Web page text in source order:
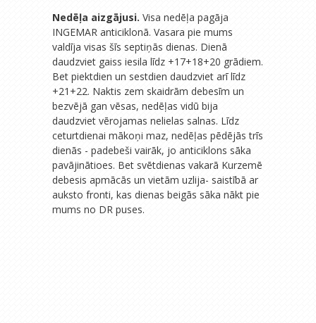
Nedēļa aizgājusi. Visa nedēļa pagāja
INGEMAR anticiklonā. Vasara pie mums
valdīja visas šīs septiņās dienas. Dienā
daudzviet gaiss iesila līdz +17+18+20 grādiem.
Bet piektdien un sestdien daudzviet arī līdz
+21+22. Naktis zem skaidrām debesīm un
bezvējā gan vēsas, nedēļas vidū bija
daudzviet vērojamas nelielas salnas. Līdz
ceturtdienai mākoņi maz, nedēļas pēdējās trīs
dienās - padebeši vairāk, jo anticiklons sāka
pavājinātioes. Bet svētdienas vakarā Kurzemē
debesis apmācās un vietām uzlija- saistībā ar
auksto fronti, kas dienas beigās sāka nākt pie
mums no DR puses.